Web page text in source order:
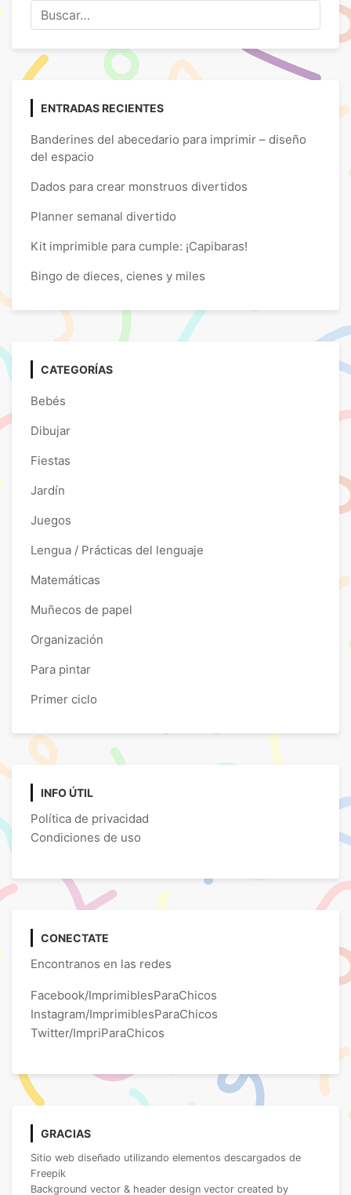
ENTRADAS RECIENTES
Banderines del abecedario para imprimir – diseño
del espacio
Dados para crear monstruos divertidos
Planner semanal divertido
Kit imprimible para cumple: ¡Capibaras!
Bingo de dieces, cienes y miles
CATEGORÍAS
Bebés
Dibujar
Fiestas
Jardín
Juegos
Lengua / Prácticas del lenguaje
Matemáticas
Muñecos de papel
Organización
Para pintar
Primer ciclo
INFO ÚTIL
Política de privacidad
Condiciones de uso
CONECTATE
Encontranos en las redes
Facebook/ImprimiblesParaChicos
Instagram/ImprimiblesParaChicos
Twitter/ImpriParaChicos
GRACIAS
Sitio web diseñado utilizando elementos descargados de
Freepik
Background vector & header design vector created by